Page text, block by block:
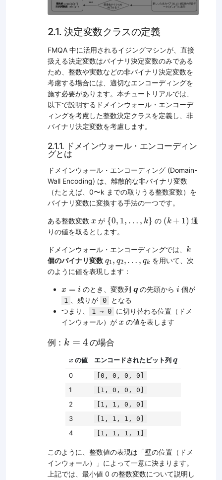
2.1. 決定変数クラスの定義
FMQA 中に活用されるイジングマシンが、直接
扱える決定変数はバイナリ決定変数のみである
ため、整数や実数などの非バイナリ決定変数を
考慮する場合には、適切なエンコーディングを
施す必要があります。本チュートリアルでは、
以下で説明するドメインウォール・エンコーデ
ィングを考慮した整数決定クラスを定義し、非
バイナリ決定変数を考慮します。
2.1.1. ドメインウォール・エンコーディン
グとは
ドメインウォール・エンコーディング (Domain-
Wall Encoding) は、離散的な非バイナリ変数
（たとえば、0〜k までの取りうる整数変数）を
バイナリ変数に変換する手法の一つです。
ある整数変数 x
x が {0, 1, … , k}
{0 1, の (k + 1)
(k 1 )
通
りの値を取るとします。
ドメインウォール・エンコーディングでは、 k
k
個のバイナリ変数 q1 , q2, … , qk
q1 q2 k
を用いて、次
のように値を表現します：
x = i
x= のとき、変数列 q
qの先頭から i
i 個が
1 、残りが 0
となる
つまり、
1 → 0
に切り替わる位置（ドメ
インウォール）が x
x の値を表します
例： k = 4
k の場合
x
xの値 エンコードされたビット列 q
q
0 [0, 0, 0, 0]
1 [1, 0, 0, 0]
2 [1, 1, 0, 0]
3 [1, 1, 1, 0]
4 [1, 1, 1, 1]
このように、整数値の表現は「壁の位置（ドメ
インウォール）」によって一意に決まります。
上記では、最小値 0 の整数変数について説明し